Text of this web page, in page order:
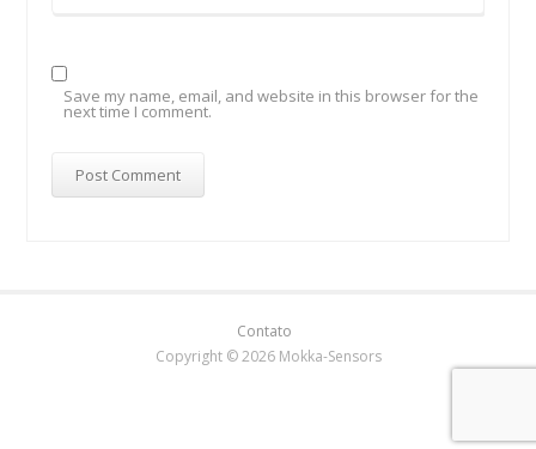
Save my name, email, and website in this browser for the
next time I comment.
Contato
Copyright © 2026 Mokka-Sensors